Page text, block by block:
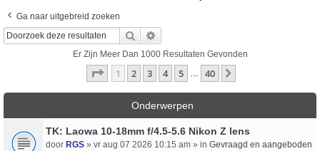
Ga naar uitgebreid zoeken
Zoek
Er Zijn Meer Dan 1000 Resultaten Gevonden
Pagina Van40
1 2 3 4 5 40
Onderwerpen
TK: Laowa 10-18mm f/4.5-5.6 Nikon Z lens
door RGS » vr aug 07 2026 10:15 am » in Gevraagd en aangeboden